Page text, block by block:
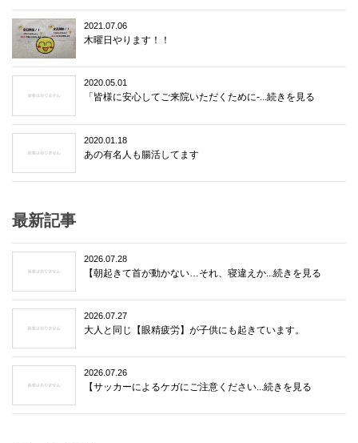
2021.07.06
木曜日やります！！
2020.05.01
「皆様に安心してご来院いただくために-...続きを見る
2020.01.18
あの有名人も腸活してます
最新記事
2026.07.28
【朝起きて首が動かない…それ、寝違えか...続きを見る
2026.07.27
大人と同じ【眼精疲労】が子供にも起きています。
2026.07.26
【サッカーによるケガにご注意ください...続きを見る